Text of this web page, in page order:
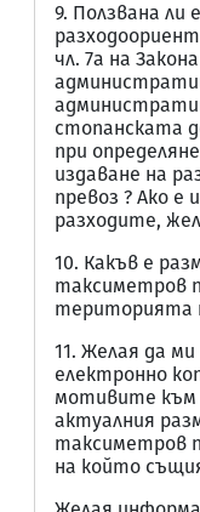
9. Ползвана ли
чл. 7а на
стопанската
при
издаване на
превоз ? Ако е
разходите,
10. Какъв е
таксиметров
територията
11. Желая да
електронно
мотивите към
актуалния
таксиметров
на който